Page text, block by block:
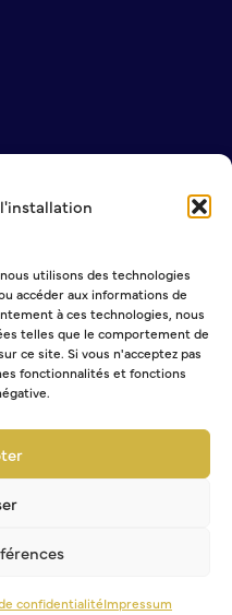
utilisons des technologies
accéder aux informations de
à ces technologies, nous
telles que le comportement de
ce site. Si vous n'acceptez pas
fonctionnalités et fonctions
confidentialitéImpressum